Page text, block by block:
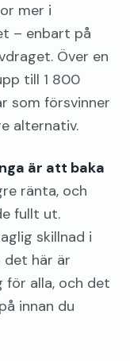
mer i
– enbart på
Över en
till 1 800
som försvinner
alternativ.
är att baka
ränta, och
fullt ut.
skillnad i
det här är
alla, och det
innan du